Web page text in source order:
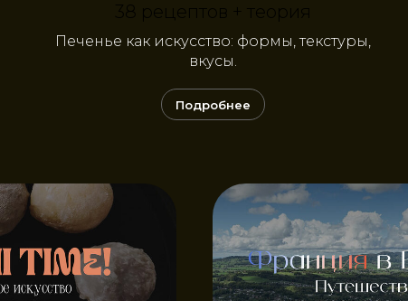
38 рецептов + теория
Печенье как искусство: формы, текстуры,
вкусы.
Подробнее